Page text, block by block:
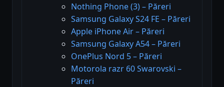
Nothing Phone (3) – Păreri
Samsung Galaxy S24 FE – Păreri
Apple iPhone Air – Păreri
Samsung Galaxy A54 – Păreri
OnePlus Nord 5 – Păreri
Motorola razr 60 Swarovski –
Păreri